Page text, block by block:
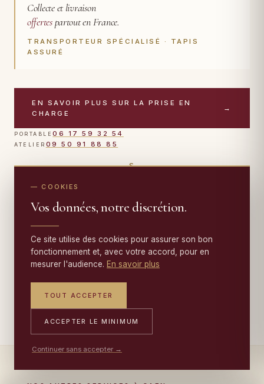
Collecte et livraison
offertespartout en France.
TRANSPORTEUR SPÉCIALISÉ · TAPIS
ASSURÉ
EN SAVOIR PLUS SUR LA PRISE EN
CHARGE
→
PORTABLE06 17 59 32 54
ATELIER 09 50 91 88 85
S
France
ATELIER FAMILIAL · DEPUIS 1950
Espagne
🇫🇷 FRANCE·🇧🇪 BELGIQUE· 🇱🇺 LUXEMBOURG
— COOKIES
Vos données, notre discrétion.
Ce site utilise des cookies pour assurer son bon
fonctionnement et, avec votre accord, pour en
mesurer l'audience. En savoir plus
TOUT ACCEPTER
ACCEPTER LE MINIMUM
Continuer sans accepter →